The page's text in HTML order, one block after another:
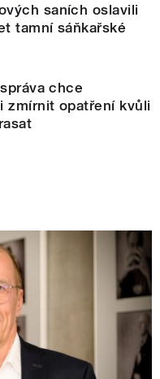
saních oslavili
tamní sáňkařské
chce
zmírnit opatření kvůli